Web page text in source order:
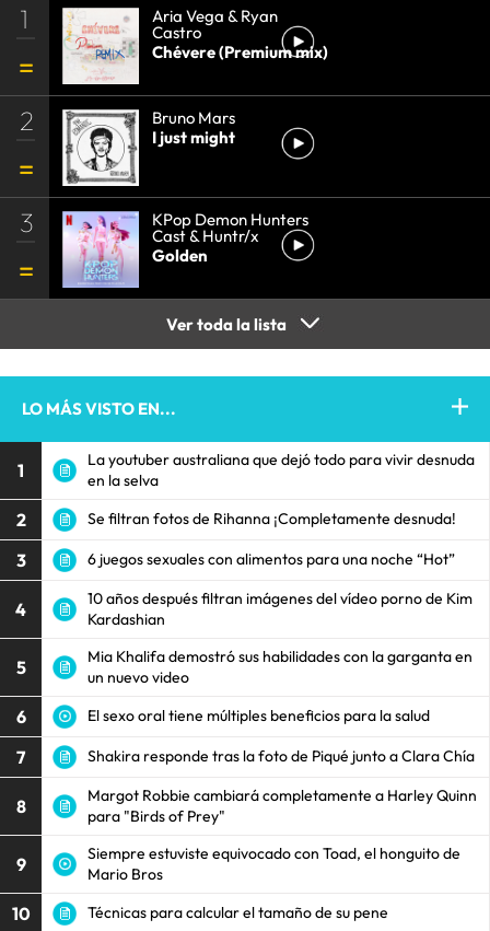
1 Aria Vega & Ryan
Castro
Chévere (Premium mix)
2
Bruno Mars
I just might
3 KPop Demon Hunters
Cast & Huntr/x
Golden
Ver toda la lista
LO MÁS VISTO EN...
1
La youtuber australiana que dejó todo para vivir desnuda
en la selva
2 Se filtran fotos de Rihanna ¡Completamente desnuda!
3 6 juegos sexuales con alimentos para una noche “Hot”
4
10 años después filtran imágenes del vídeo porno de Kim
Kardashian
5
Mia Khalifa demostró sus habilidades con la garganta en
un nuevo video
6 El sexo oral tiene múltiples beneficios para la salud
7 Shakira responde tras la foto de Piqué junto a Clara Chía
8
Margot Robbie cambiará completamente a Harley Quinn
para "Birds of Prey"
9
Siempre estuviste equivocado con Toad, el honguito de
Mario Bros
10 Técnicas para calcular el tamaño de su pene